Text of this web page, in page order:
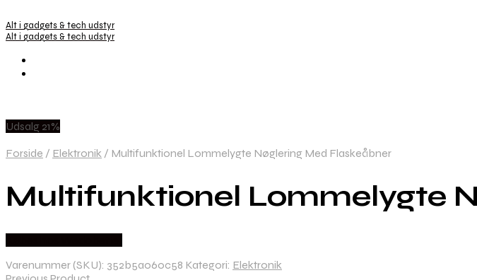
Alt i gadgets & tech udstyr
Alt i gadgets & tech udstyr
Udsalg 21%
Forside / Elektronik / Multifunktionel Lommelygte Nøglering Med Flaskeåbner
Multifunktionel Lommelygte
Varenummer (SKU): 352b5a060c58 Kategori: Elektronik